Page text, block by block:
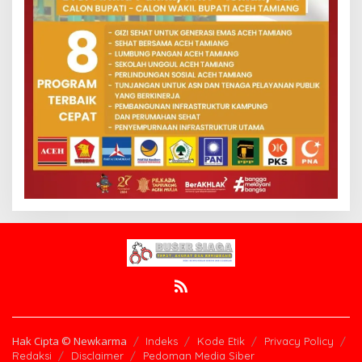
Hak Cipta © Newkarma Indeks Kode Etik
Privacy Policy
Redaksi
Disclaimer Pedoman Media Siber